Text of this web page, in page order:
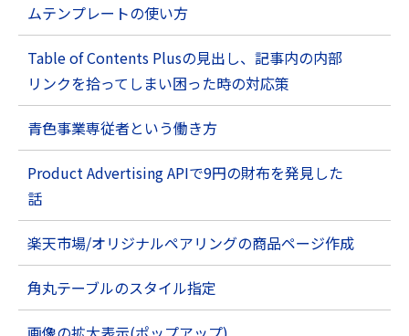
ムテンプレートの使い方
Table of Contents Plusの見出し、記事内の内部
リンクを拾ってしまい困った時の対応策
青色事業専従者という働き方
Product Advertising APIで9円の財布を発見した
話
楽天市場/オリジナルペアリングの商品ページ作成
角丸テーブルのスタイル指定